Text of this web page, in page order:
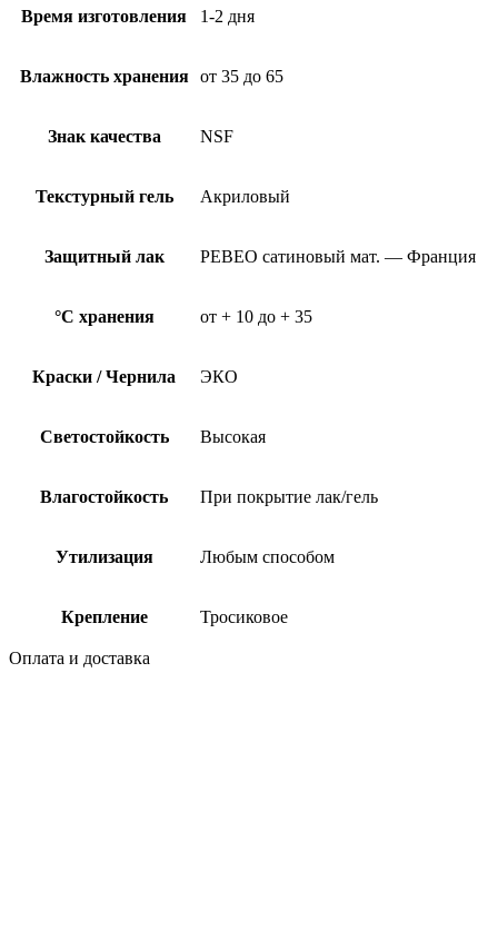
Время изготовления 1-2 дня
Влажность хранения от 35 до 65
Знак качества NSF
Текстурный гель Акриловый
Защитный лак PEBEO сатиновый мат. — Франция
°C хранения от + 10 до + 35
Краски / Чернила ЭКО
Светостойкость Высокая
Влагостойкость При покрытие лак/гель
Утилизация Любым способом
Крепление Тросиковое
Оплата и доставка